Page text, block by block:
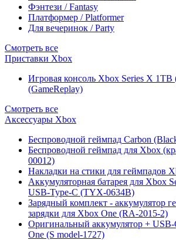
Фэнтези / Fantasy
Платформер / Platformer
Для вечеринок / Party
Смотреть все
Приставки Xbox
Игровая консоль Xbox Series X 1TB
(GameReplay)
Смотреть все
Аксессуары Xbox
Беспроводной геймпад Carbon
Беспроводной геймпад для Xbox
00012)
Накладки на стики для геймпадов
Аккумуляторная батарея для Xbox
USB-Type-C (TYX-0634B)
Зарядный комплект - аккумулятор
зарядки для Xbox One (RA-2015-2)
Оригинальный аккумулятор + USB-
One (S model-1727)